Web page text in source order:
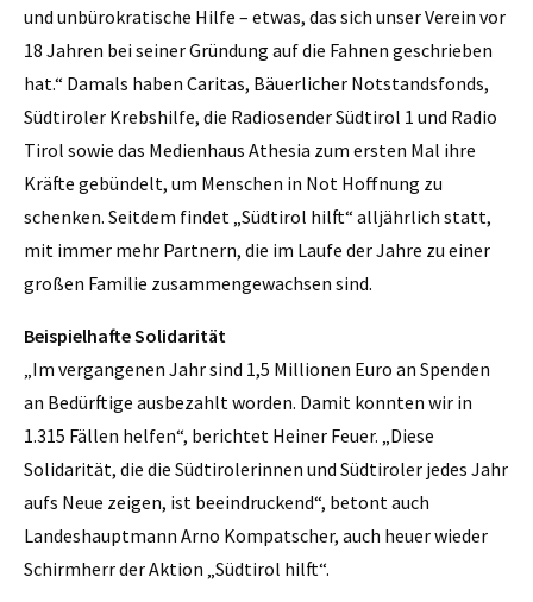
und unbürokratische Hilfe – etwas, das sich unser Verein vor
18 Jahren bei seiner Gründung auf die Fahnen geschrieben
hat.“ Damals haben Caritas, Bäuerlicher Notstandsfonds,
Südtiroler Krebshilfe, die Radiosender Südtirol 1 und Radio
Tirol sowie das Medienhaus Athesia zum ersten Mal ihre
Kräfte gebündelt, um Menschen in Not Hoffnung zu
schenken. Seitdem findet „Südtirol hilft“ alljährlich statt,
mit immer mehr Partnern, die im Laufe der Jahre zu einer
großen Familie zusammengewachsen sind.
Beispielhafte Solidarität
„Im vergangenen Jahr sind 1,5 Millionen Euro an Spenden
an Bedürftige ausbezahlt worden. Damit konnten wir in
1.315 Fällen helfen“, berichtet Heiner Feuer. „Diese
Solidarität, die die Südtirolerinnen und Südtiroler jedes Jahr
aufs Neue zeigen, ist beeindruckend“, betont auch
Landeshauptmann Arno Kompatscher, auch heuer wieder
Schirmherr der Aktion „Südtirol hilft“.